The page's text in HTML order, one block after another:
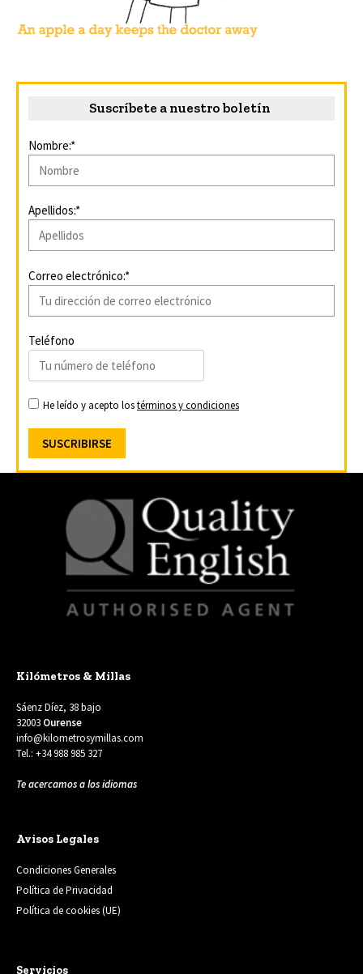
Suscríbete a nuestro boletín
Nombre:*
Apellidos:*
Correo electrónico:*
Teléfono
He leído y acepto lostérminos y condiciones
Kilómetros & Millas
Sáenz Díez, 38 bajo
32003 Ourense
info@kilometrosymillas.com
Tel.: +34 988 985 327
Te acercamos a los idiomas
Avisos Legales
Condiciones Generales
Política de Privacidad
Política de cookies (UE)
Servicios